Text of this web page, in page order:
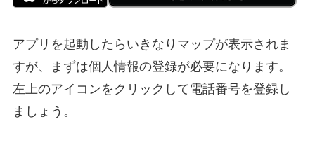
アプリを起動したらいきなりマップが表示されま
すが、まずは個人情報の登録が必要になります。
左上のアイコンをクリックして電話番号を登録し
ましょう。